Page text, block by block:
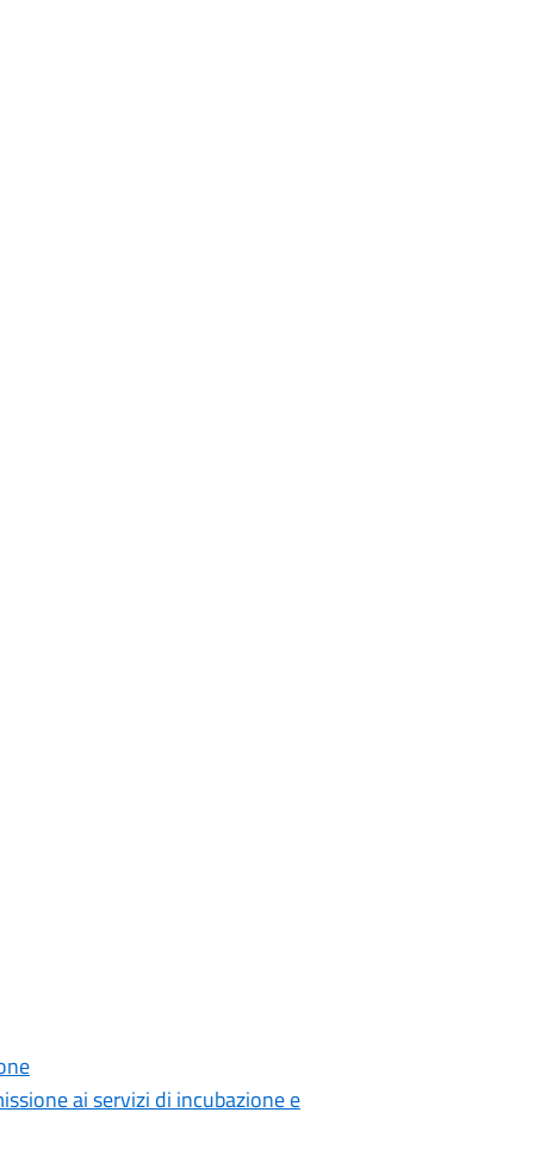
ai servizi di incubazione e